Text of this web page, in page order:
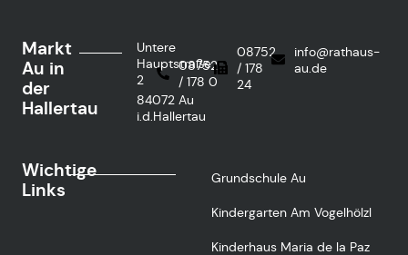
Markt
Au in
der
Hallertau
Untere
Hauptstraße
2
84072 Au
i.d.Hallertau
08752
/ 178 0
08752
/ 178
24
info@rathaus-
au.de
Wichtige
Links
Grundschule Au
Kindergarten Am Vogelhölzl
Kinderhaus Maria de la Paz